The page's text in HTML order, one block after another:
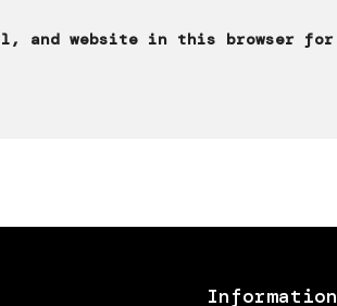
and website in this browser
Information